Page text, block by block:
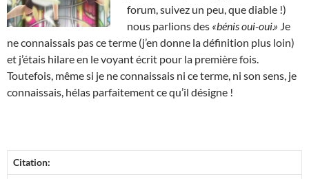
forum, suivez un peu, que diable !)
nous parlions des «bénis oui-oui.» Je
ne connaissais pas ce terme (j’en donne la définition plus loin)
et j’étais hilare en le voyant écrit pour la première fois.
Toutefois, même si je ne connaissais ni ce terme, ni son sens, je
connaissais, hélas parfaitement ce qu’il désigne !
Citation: